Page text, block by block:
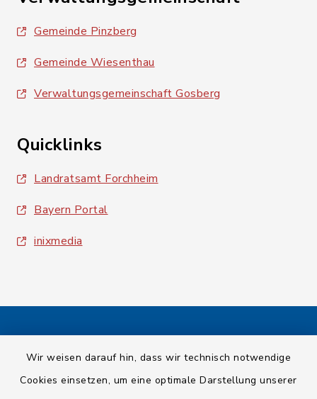
Wir weisen darauf hin, dass wir technisch notwendige
Cookies einsetzen, um eine optimale Darstellung unserer
Gemeinde Pinzberg
Gemeinde Wiesenthau
Verwaltungsgemeinschaft Gosberg
Quicklinks
Landratsamt Forchheim
Bayern Portal
inixmedia
Barrierefreiheit